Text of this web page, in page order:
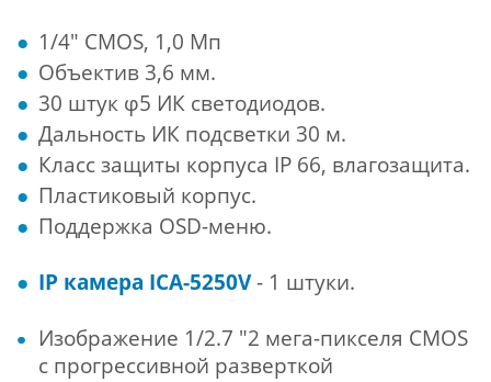
1/4" CMOS, 1,0 Мп
Объектив 3,6 мм.
30 штук φ5 ИК светодиодов.
Дальность ИК подсветки 30 м.
Класс защиты корпуса IP 66, влагозащита.
Пластиковый корпус.
Поддержка OSD-меню.
IP камера ICA-5250V- 1 штуки.
Изображение 1/2.7 "2 мега-пикселя CMOS
с прогрессивной разверткой